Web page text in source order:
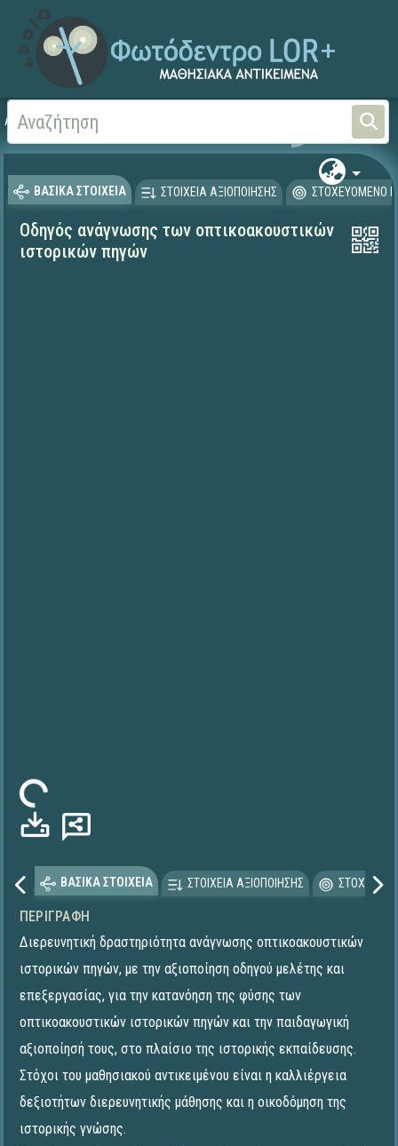
Αρχική Θεματικές
ΒΑΣΙΚΑ ΣΤΟΙΧΕΙΑ ΣΤΟΙΧΕΙΑ ΑΞΙΟΠΟΙΗΣΗΣ ΣΤΟΧΕΥΟΜΕΝΟ
Οδηγός ανάγνωσης των οπτικοακουστικών
ιστορικών πηγών
ΒΑΣΙΚΑ ΣΤΟΙΧΕΙΑ ΣΤΟΙΧΕΙΑ ΑΞΙΟΠΟΙΗΣΗΣ
ΠΕΡΙΓΡΑΦΉ
Διερευνητική δραστηριότητα ανάγνωσης οπτικοακουστικών
ιστορικών πηγών, με την αξιοποίηση οδηγού μελέτης και
επεξεργασίας, για την κατανόηση της φύσης των
οπτικοακουστικών ιστορικών πηγών και την παιδαγωγική
αξιοποίησή τους, στο πλαίσιο της ιστορικής εκπαίδευσης.
Στόχοι του μαθησιακού αντικειμένου είναι η καλλιέργεια
δεξιοτήτων διερευνητικής μάθησης και η οικοδόμηση της
ιστορικής γνώσης.